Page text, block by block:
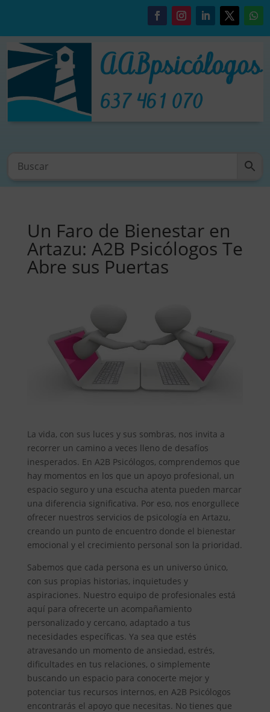
Un Faro de Bienestar en
Artazu: A2B Psicólogos Te
Abre sus Puertas
La vida, con sus luces y sus sombras, nos invita a
recorrer un camino a veces lleno de desafíos
inesperados. En A2B Psicólogos, comprendemos que
hay momentos en los que un apoyo profesional, un
espacio seguro y una escucha atenta pueden marcar
una diferencia significativa. Por eso, nos enorgullece
ofrecer nuestros servicios de psicología en Artazu,
creando un punto de encuentro donde el bienestar
emocional y el crecimiento personal son la prioridad.
Sabemos que cada persona es un universo único,
con sus propias historias, inquietudes y
aspiraciones. Nuestro equipo de profesionales está
aquí para ofrecerte un acompañamiento
personalizado y cercano, adaptado a tus
necesidades específicas. Ya sea que estés
atravesando un momento de ansiedad, estrés,
dificultades en tus relaciones, o simplemente
buscando un espacio para conocerte mejor y
potenciar tus recursos internos, en A2B Psicólogos
encontrarás el apoyo que necesitas. No tienes que